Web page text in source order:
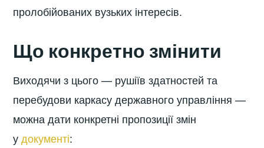
пролобійованих вузьких інтересів.
Що конкретно змінити
Виходячи з цього — рушіїв здатностей та
перебудови каркасу державного управління —
можна дати конкретні пропозиції змін
удокументі: